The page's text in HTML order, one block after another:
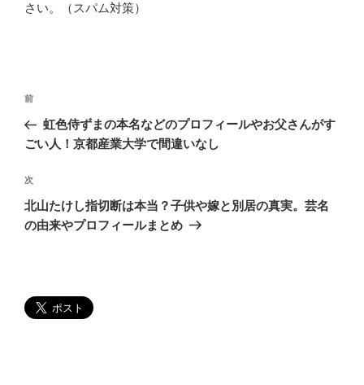
さい。（スパム対策）
投
ナ
ゲ
ー
シ
過
去
の
稿
前
虹色侍ずまの本名などのプロフィールやお父さんがす
ごい人！京都産業大学で間違いなし
次
の
投
次
北山たけし指切断は本当？子供や嫁と別居の真実。芸名
の由来やプロフィールまとめ